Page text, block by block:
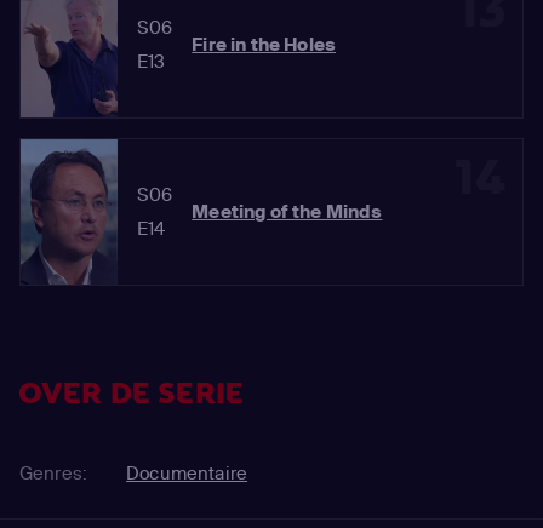
S06
E13
Fire in the Holes
S06
E14
Meeting of the Minds
OVER DE SERIE
Genres: Documentaire